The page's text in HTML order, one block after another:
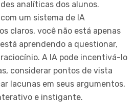
analíticas dos alunos.
um sistema de IA
claros, você não está apenas
aprendendo a questionar,
A IA pode incentivá-lo
considerar pontos de vista
lacunas em seus argumentos,
e instigante.